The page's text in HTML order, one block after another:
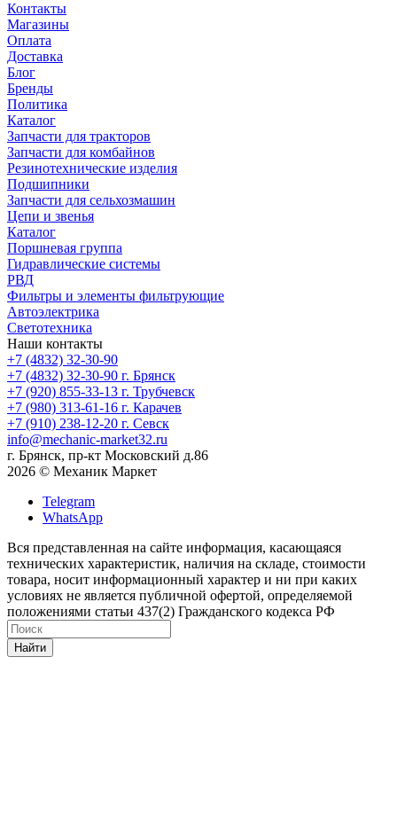
Контакты
Магазины
Оплата
Доставка
Блог
Бренды
Политика
Каталог
Запчасти для тракторов
Запчасти для комбайнов
Резинотехнические изделия
Подшипники
Запчасти для сельхозмашин
Цепи и звенья
Каталог
Поршневая группа
Гидравлические системы
РВД
Фильтры и элементы фильтрующие
Автоэлектрика
Светотехника
Наши контакты
+7 (4832) 32-30-90
+7 (4832) 32-30-90 г. Брянск
+7 (920) 855-33-13 г. Трубчевск
+7 (980) 313-61-16 г. Карачев
+7 (910) 238-12-20 г. Севск
info@mechanic-market32.ru
г. Брянск, пр-кт Московский д.86
2026 © Механик Маркет
Telegram
WhatsApp
Вся представленная на сайте информация, касающаяся
технических характеристик, наличия на складе, стоимости
товара, носит информационный характер и ни при каких
условиях не является публичной офертой, определяемой
положениями статьи 437(2) Гражданского кодекса РФ
Найти